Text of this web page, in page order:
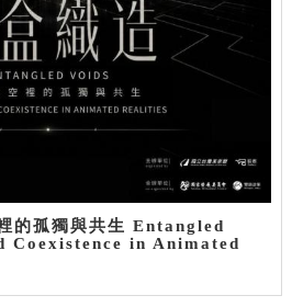
的孤獨與共生 Entangled
Coexistence in Animated